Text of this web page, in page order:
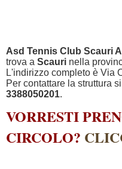
Asd Tennis Club Scauri
trova a Scauri nella
L'indirizzo completo è Via
Per contattare la struttura
3388050201.
VORRESTI
CIRCOLO?